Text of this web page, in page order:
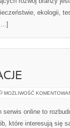
ekologii,
MOŻLIWOŚĆ
serwis online to
które interesują się